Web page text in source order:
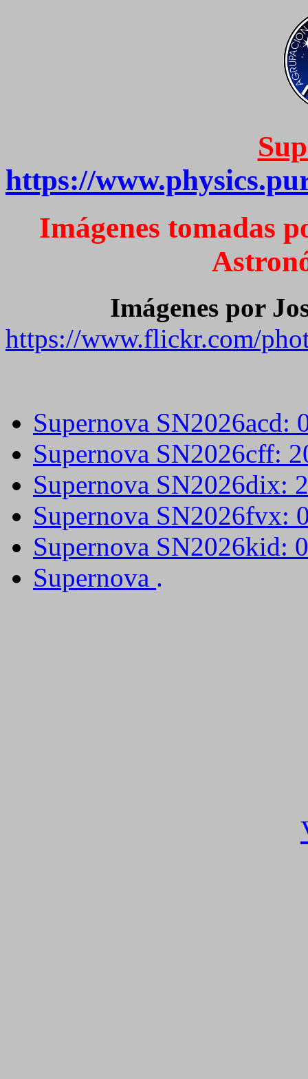
https://
Imágenes tomadas
Imágenes por
https://www.flickr.com/
Supernova SN2026acd:
Supernova SN2026cff:
Supernova SN2026dix:
Supernova SN2026fvx:
Supernova SN2026kid:
Supernova .